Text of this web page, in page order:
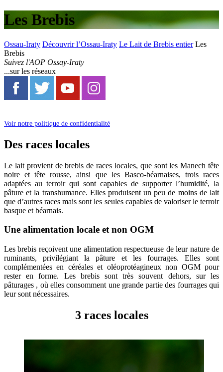
Les Brebis
Ossau-Iraty Découvrir l’Ossau-Iraty Le Lait de Brebis entier Les
Brebis
Suivez l'AOP Ossay-Iraty
...sur les réseaux
Voir notre politique de confidentialité
Des races locales
Le lait provient de brebis de races locales, que sont les Manech tête
noire et tête rousse, ainsi que les Basco-béarnaises, trois races
adaptées au terroir qui sont capables de supporter l’humidité, la
pâture et la transhumance. Elles produisent un peu de moins de lait
que d’autres races mais sont les seules capables de valoriser le terroir
basque et béarnais.
Une alimentation locale et non OGM
Les brebis reçoivent une alimentation respectueuse de leur nature de
ruminants, privilégiant la pâture et les fourrages. Elles sont
complémentées en céréales et oléoprotéagineux non OGM pour
rester en forme. Les brebis sont très souvent dehors, sur les
pâturages , où elles consomment une grande partie des fourrages qui
leur sont nécessaires.
3 races locales